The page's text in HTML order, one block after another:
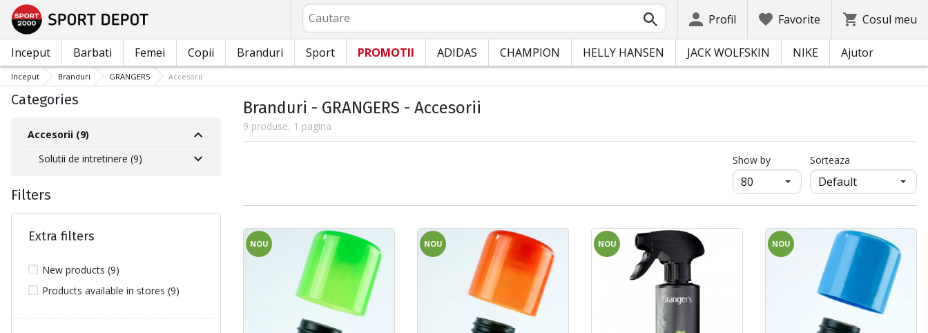
Cautare
Profil Favorite Cosul meu
Inceput Barbati Femei Copii Branduri Sport PROMOTII ADIDAS CHAMPION HELLY HANSEN JACK WOLFSKIN NIKE Ajutor
Inceput Branduri GRANGERS Accesorii
Categories
Accesorii (9)
Solutii de intretinere (9)
Filters
Extra filters
New products (9)
Products available in stores (9)
Branduri - GRANGERS - Accesorii
9 produse, 1 pagina
Show byпродукти на страница
Sorteaza
NOU NOU NOU NOU